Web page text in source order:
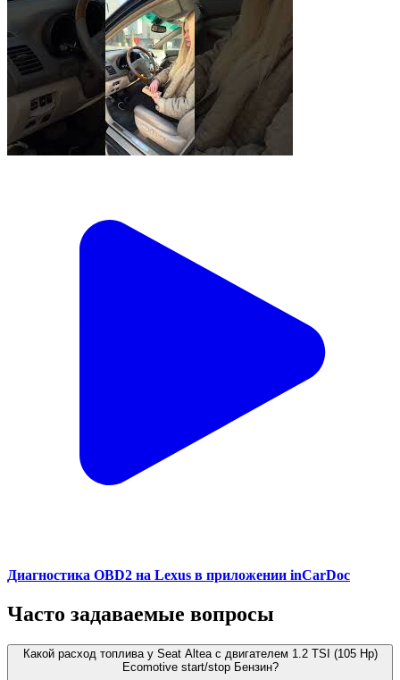
Диагностика OBD2 на Lexus в приложении inCarDoc
Часто задаваемые вопросы
Какой расход топлива у Seat Altea с двигателем 1.2 TSI (105 Hp)
Ecomotive start/stop Бензин?